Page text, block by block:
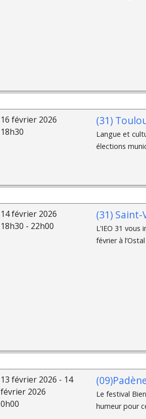
16 février 2026
18h30
(31)
Langue et
élections
14 février 2026
18h30 - 22h00
(31)
L’IEO 31
février à
13 février 2026 - 14
février 2026
0h00
Le festival
humeur pour